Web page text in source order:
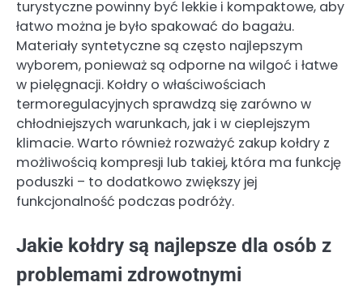
turystyczne powinny być lekkie i kompaktowe, aby
łatwo można je było spakować do bagażu.
Materiały syntetyczne są często najlepszym
wyborem, ponieważ są odporne na wilgoć i łatwe
w pielęgnacji. Kołdry o właściwościach
termoregulacyjnych sprawdzą się zarówno w
chłodniejszych warunkach, jak i w cieplejszym
klimacie. Warto również rozważyć zakup kołdry z
możliwością kompresji lub takiej, która ma funkcję
poduszki – to dodatkowo zwiększy jej
funkcjonalność podczas podróży.
Jakie kołdry są najlepsze dla osób z
problemami zdrowotnymi